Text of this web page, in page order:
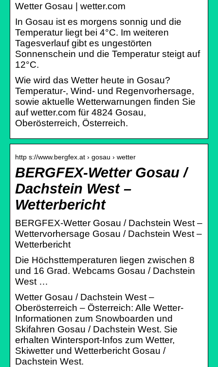
Wetter Gosau | wetter.com
In Gosau ist es morgens sonnig und die
Temperatur liegt bei 4°C. Im weiteren
Tagesverlauf gibt es ungestörten
Sonnenschein und die Temperatur steigt auf
12°C.
Wie wird das Wetter heute in Gosau?
Temperatur-, Wind- und Regenvorhersage,
sowie aktuelle Wetterwarnungen finden Sie
auf wetter.com für 4824 Gosau,
Oberösterreich, Österreich.
http s://www.bergfex.at › gosau › wetter
BERGFEX-Wetter Gosau /
Dachstein West –
Wetterbericht
BERGFEX-Wetter Gosau / Dachstein West –
Wettervorhersage Gosau / Dachstein West –
Wetterbericht
Die Höchsttemperaturen liegen zwischen 8
und 16 Grad. Webcams Gosau / Dachstein
West …
Wetter Gosau / Dachstein West –
Oberösterreich – Österreich: Alle Wetter-
Informationen zum Snowboarden und
Skifahren Gosau / Dachstein West. Sie
erhalten Wintersport-Infos zum Wetter,
Skiwetter und Wetterbericht Gosau /
Dachstein West.